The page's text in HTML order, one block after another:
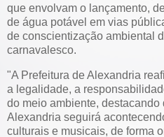
que envolvam o lançamento,
de água potável em vias
de conscientização ambiental
carnavalesco.
"A Prefeitura de Alexandria
a legalidade, a
do meio ambiente,
Alexandria seguirá
culturais e musicais, de forma